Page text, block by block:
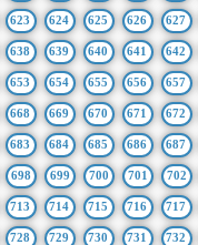
623 624 625 626 627
638 639 640 641 642
653 654 655 656 657
668 669 670 671 672
683 684 685 686 687
698 699 700 701 702
713 714 715 716 717
728 729 730 731 732